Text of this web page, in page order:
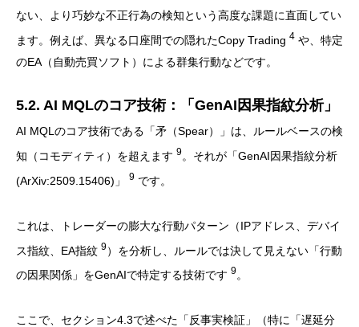
ない、より巧妙な不正行為の検知という高度な課題に直面してい
ます。例えば、異なる口座間での隠れたCopy Trading 4 や、特定
のEA（自動売買ソフト）による群集行動などです。
5.2. AI MQLのコア技術：「GenAI因果指紋分析」
AI MQLのコア技術である「矛（Spear）」は、ルールベースの検
知（コモディティ）を超えます 9。それが「GenAI因果指紋分析
(ArXiv:2509.15406)」
9 です。
これは、トレーダーの膨大な行動パターン（IPアドレス、デバイ
ス指紋、EA指紋 9）を分析し、ルールでは決して見えない「行動
の因果関係」をGenAIで特定する技術です 9。
ここで、セクション4.3で述べた「反事実検証」（特に「遅延分